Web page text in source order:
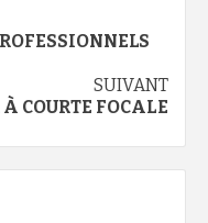
SUIVANT
COURTE FOCALE